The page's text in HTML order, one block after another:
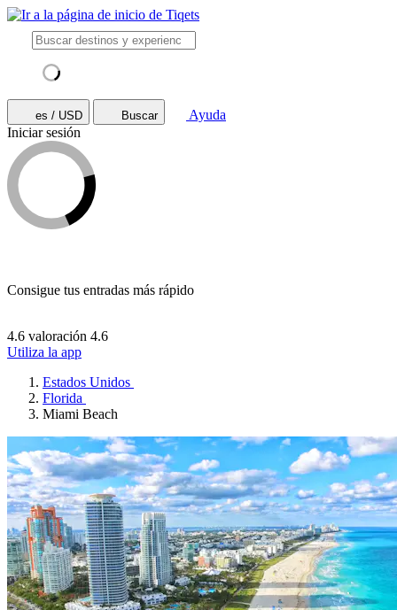
es / USD Buscar
Ayuda
Iniciar sesión
Consigue tus entradas más rápido
4.6 valoración 4.6
Utiliza la app
Estados Unidos
Florida
Miami Beach